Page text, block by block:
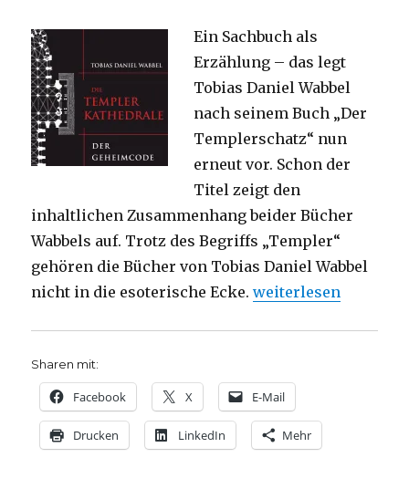
Ein Sachbuch als
Erzählung – das legt
Tobias Daniel Wabbel
nach seinem Buch „Der
Templerschatz“ nun
erneut vor. Schon der
Titel zeigt den
inhaltlichen Zusammenhang beider Bücher
Wabbels auf. Trotz des Begriffs „Templer“
gehören die Bücher von Tobias Daniel Wabbel
nicht in die esoterische Ecke.„Auf Spurensuche
weiterlesen
Sharen mit:
Facebook X E-Mail
Drucken LinkedIn Mehr